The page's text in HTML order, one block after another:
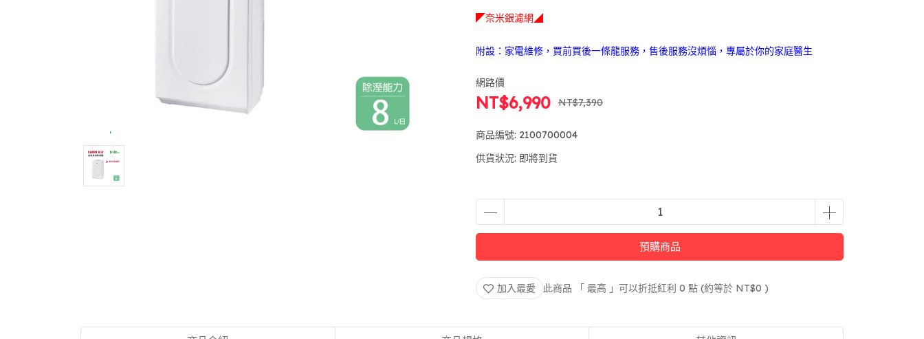
◤奈米銀濾網◢
附設：家電維修，買前買後一條龍服務，售後服務沒煩惱，專屬於你的家庭醫生
網路價
NT$6,990 NT$7,390
商品編號: 2100700004
供貨狀況: 即將到貨
預購商品
加入最愛 此商品 「 最高 」可以折抵紅利 0 點 (約等於 NT$0 )